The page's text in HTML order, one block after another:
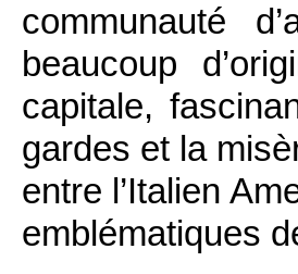
communauté
beaucoup
capitale,
gardes et la
entre l’Italien
emblématiques